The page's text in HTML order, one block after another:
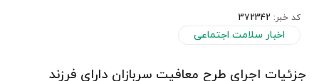
کد خبر: 372342
اخبار سلامت اجتماعی
جزئیات اجرای طرح معافیت سربازان دارای فرزند